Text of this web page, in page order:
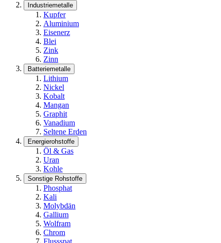
Industriemetalle
Kupfer
Aluminium
Eisenerz
Blei
Zink
Zinn
Batteriemetalle
Lithium
Nickel
Kobalt
Mangan
Graphit
Vanadium
Seltene Erden
Energierohstoffe
Öl & Gas
Uran
Kohle
Sonstige Rohstoffe
Phosphat
Kali
Molybdän
Gallium
Wolfram
Chrom
Flussspat